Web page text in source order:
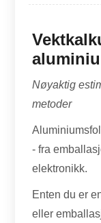
Nøyaktig
metoder
- fra
elektronikk.
Enten du er
eller